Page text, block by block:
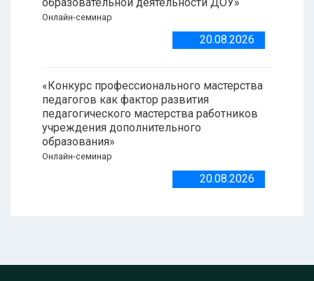
Онлайн-семинар
20.08.2026
«Конкурс профессионального мастерства
педагогов как фактор развития
педагогического мастерства работников
учреждения дополнительного
образования»
Онлайн-семинар
20.08.2026